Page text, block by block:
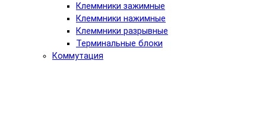
Клеммники зажимные
Клеммники нажимные
Клеммники разрывные
Терминальные блоки
Коммутация